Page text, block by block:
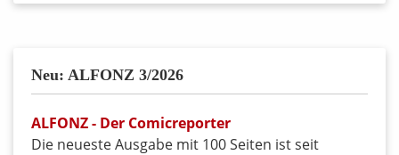
Neu: ALFONZ 3/2026
ALFONZ - Der Comicreporter
Die neueste Ausgabe mit 100 Seiten ist seit